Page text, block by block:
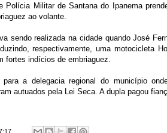
Polícia Militar de Santana do Ipanema
ao volante.
sendo realizada na cidade quando José
respectivamente, uma motocicleta
fortes indícios de embriaguez.
a delegacia regional do município
autuados pela Lei Seca. A dupla pagou